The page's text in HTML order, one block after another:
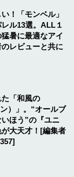
！「モンベル」
ル13選。ALL１
暑に最適なアイ
レビューと共に
「和風の
）」。“オールブ
ほう”の『ユニ
大天才！[編集者